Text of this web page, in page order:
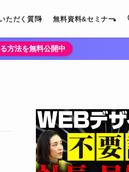
ただく質問 無料資料&セミナー
方法を無料公開中